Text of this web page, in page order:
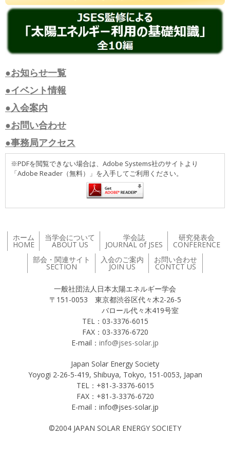
●お知らせ一覧
●イベント情報
●入会案内
●お問い合わせ
●事務局アクセス
※PDFを閲覧できない場合は、Adobe Systems社のサイトより
「Adobe Reader（無料）」を入手してご利用ください。
ホーム
HOME
当学会について
ABOUT US
学会誌
JOURNAL of JSES
研究発表会
CONFERENCE
部会・関連サイト
SECTION
入会のご案内
JOIN US
お問い合わせ
CONTCT US
一般社団法人日本太陽エネルギー学会
〒151-0053 東京都渋谷区代々木2-26-5
バロール代々木419号室
TEL：03-3376-6015
FAX：03-3376-6720
E-mail： info@jses-solar.jp
Japan Solar Energy Society
Yoyogi 2-26-5-419, Shibuya, Tokyo, 151-0053, Japan
TEL：+81-3-3376-6015
FAX：+81-3-3376-6720
E-mail：info@jses-solar.jp
©2004 JAPAN SOLAR ENERGY SOCIETY